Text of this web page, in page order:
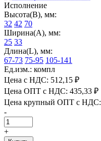
Исполнение
Высота(В), мм:
32 42 70
Ширина(А), мм:
25 33
Длина(L), мм:
67-73 75-95 105-141
Ед.изм.: компл
Цена с НДС: 512,15 ₽
Цена ОПТ с НДС: 435,33 ₽
Цена крупный ОПТ с НДС:
-
+